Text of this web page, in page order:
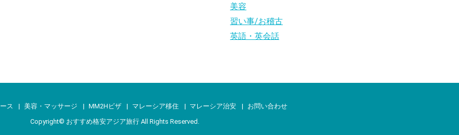
美容
習い事/お稽古
英語・英会話
ス 美容・マッサージ MM2Hビザ マレーシア移住 マレーシア治安
お問い合わせ
Copyright© おすすめ格安アジア旅行 All Rights Reserved.